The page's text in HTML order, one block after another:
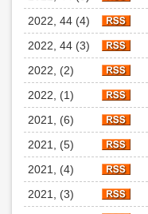
2022, 44 (4)
2022, 44 (3)
2022, (2)
2022, (1)
2021, (6)
2021, (5)
2021, (4)
2021, (3)